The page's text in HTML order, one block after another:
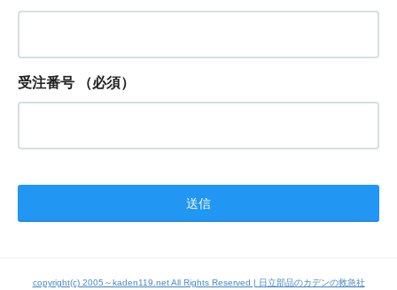
受注番号 （必須）
copyright(c) 2005～kaden119.net All Rights Reserved | 日立部品のカデンの救急社